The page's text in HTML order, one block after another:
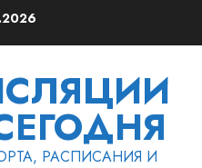
РАСПИСАНИЯ И